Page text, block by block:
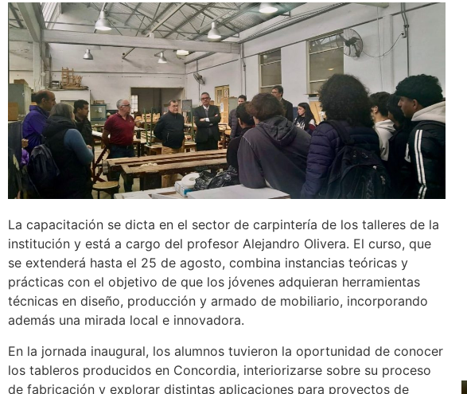
La capacitación se dicta en el sector de carpintería de los talleres de la
institución y está a cargo del profesor Alejandro Olivera. El curso, que
se extenderá hasta el 25 de agosto, combina instancias teóricas y
prácticas con el objetivo de que los jóvenes adquieran herramientas
técnicas en diseño, producción y armado de mobiliario, incorporando
además una mirada local e innovadora.
En la jornada inaugural, los alumnos tuvieron la oportunidad de conocer
los tableros producidos en Concordia, interiorizarse sobre su proceso
de fabricación y explorar distintas aplicaciones para proyectos de